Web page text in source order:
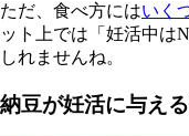
ただ、食べ方にはいく
ット上では「妊活中は
しれませんね。
納豆が妊活に与え